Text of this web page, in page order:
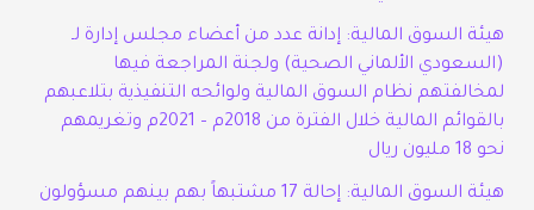
هيئة السوق المالية: إدانة عدد من أعضاء مجلس إدارة لـ
(السعودي الألماني الصحية) ولجنة المراجعة فيها
لمخالفتهم نظام السوق المالية ولوائحه التنفيذية بتلاعبهم
بالقوائم المالية خلال الفترة من 2018م – 2021م وتغريمهم
نحو 18 مليون ريال
هيئة السوق المالية: إحالة 17 مشتبهاً بهم بينهم مسؤولون